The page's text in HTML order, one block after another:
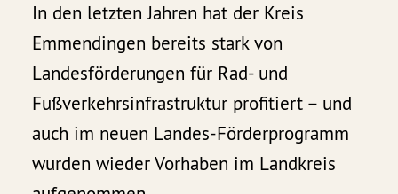
In den letzten Jahren hat der Kreis
Emmendingen bereits stark von
Landesförderungen für Rad- und
Fußverkehrsinfrastruktur profitiert – und
auch im neuen Landes-Förderprogramm
wurden wieder Vorhaben im Landkreis